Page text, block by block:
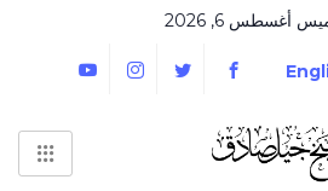
أغسطس 6, 2026